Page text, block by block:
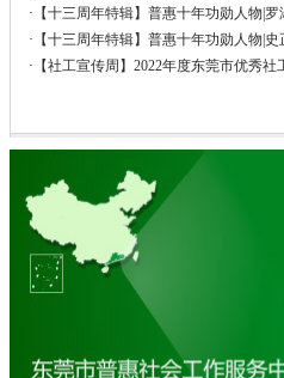
· 【十三周年特辑】普惠十年功勋人物|罗
· 【十三周年特辑】普惠十年功勋人物|
· 【社工宣传周】2022年度东莞市优秀社